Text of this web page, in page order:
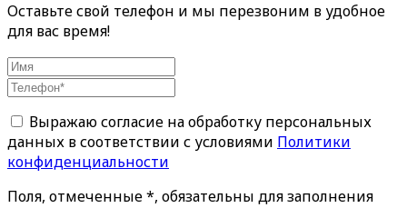
Оставьте свой телефон и мы перезвоним в удобное
для вас время!
Выражаю согласие на обработку персональных
данных в соответствии с условиями Политики
конфиденциальности
Поля, отмеченные *, обязательны для заполнения